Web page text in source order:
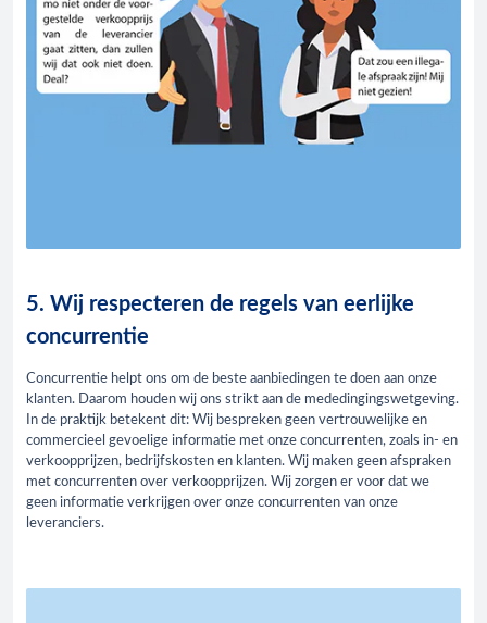
5. Wij respecteren de regels van eerlijke
concurrentie
Concurrentie helpt ons om de beste aanbiedingen te doen aan onze
klanten. Daarom houden wij ons strikt aan de mededingingswetgeving.
In de praktijk betekent dit: Wij bespreken geen vertrouwelijke en
commercieel gevoelige informatie met onze concurrenten, zoals in- en
verkoopprijzen, bedrijfskosten en klanten. Wij maken geen afspraken
met concurrenten over verkoopprijzen. Wij zorgen er voor dat we
geen informatie verkrijgen over onze concurrenten van onze
leveranciers.